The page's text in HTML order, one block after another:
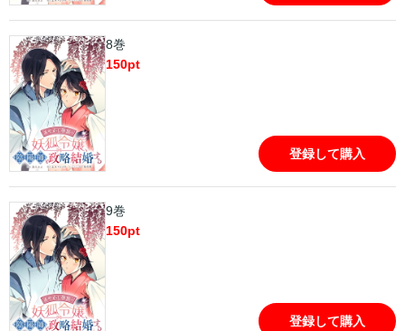
8巻
150pt
登録して購入
9巻
150pt
登録して購入